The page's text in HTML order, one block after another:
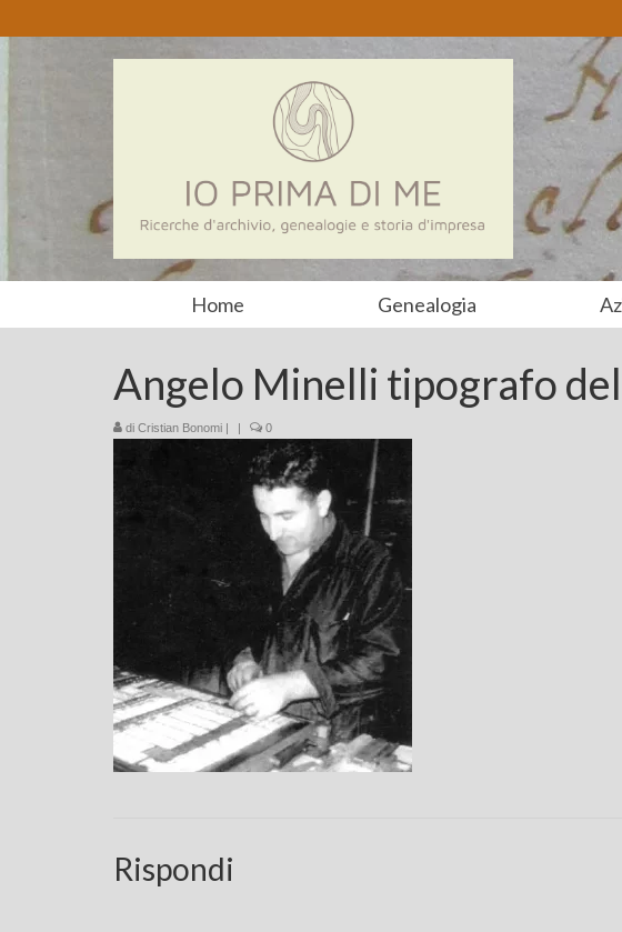
Home Genealogia
Angelo Minelli tipografo
di Cristian Bonomi | | 0
Rispondi